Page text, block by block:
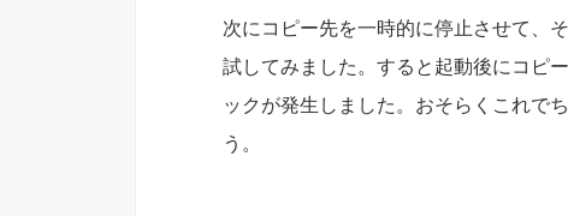
次にコピー先を一時的に停止させて、
試してみました。すると起動後にコピ
ックが発生しました。おそらくこれで
う。